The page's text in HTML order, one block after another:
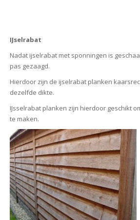
IJselrabat
Nadat ijselrabat met sponningen is
pas gezaagd.
Hierdoor zijn de ijselrabat planken
dezelfde dikte.
IJsselrabat planken zijn hierdoor geschikt
te maken.